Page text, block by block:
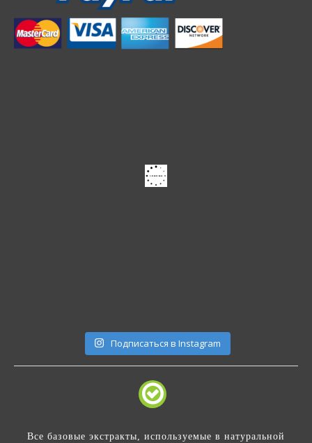
Подписаться в Instagram
Все базовые экстракты, используемые в натуральной